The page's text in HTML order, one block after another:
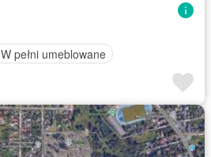
W pełni umeblowane